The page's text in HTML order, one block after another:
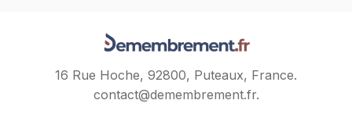
16 Rue Hoche, 92800, Puteaux, France.
contact@demembrement.fr.